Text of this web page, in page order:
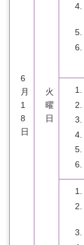
6
月
1
8
日
火
曜
日